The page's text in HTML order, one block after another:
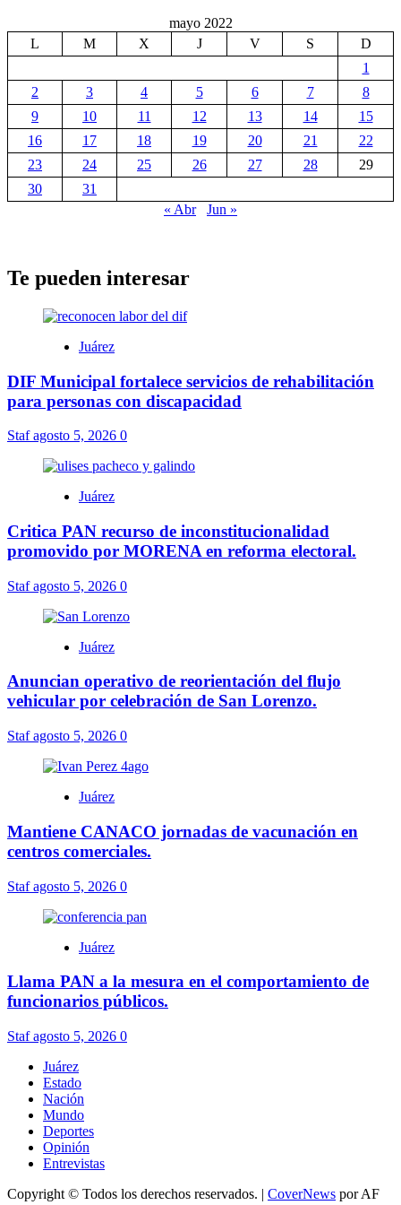
mayo 2022
L
M X J V S
D
1
2
3 4 5 6 7
8
9
10 11 12 13 14
15
16
17 18 19 20 21
22
23
24 25 26 27 28
29
30
31
« Abr
Jun »
Te pueden interesar
Juárez
DIF Municipal fortalece servicios de rehabilitación
para personas con discapacidad
Stafagosto 5, 2026 0
Juárez
Critica PAN recurso de inconstitucionalidad
promovido por MORENA en reforma electoral.
Stafagosto 5, 2026 0
Juárez
Anuncian operativo de reorientación del flujo
vehicular por celebración de San Lorenzo.
Stafagosto 5, 2026 0
Juárez
Mantiene CANACO jornadas de vacunación en
centros comerciales.
Stafagosto 5, 2026 0
Juárez
Llama PAN a la mesura en el comportamiento de
funcionarios públicos.
Stafagosto 5, 2026 0
Juárez
Estado
Nación
Mundo
Deportes
Opinión
Entrevistas
Copyright © Todos los derechos reservados. | CoverNews por AF